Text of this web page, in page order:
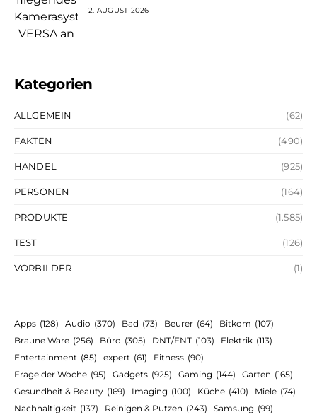
2. AUGUST 2026
Kategorien
ALLGEMEIN (62)
FAKTEN (490)
HANDEL (925)
PERSONEN (164)
PRODUKTE (1.585)
TEST (126)
VORBILDER (1)
Apps (128) Audio (370) Bad (73) Beurer (64) Bitkom (107)
Braune Ware (256) Büro (305) DNT/FNT (103) Elektrik (113)
Entertainment (85) expert (61) Fitness (90)
Frage der Woche (95) Gadgets (925) Gaming (144) Garten (165)
Gesundheit & Beauty (169) Imaging (100) Küche (410) Miele (74)
Nachhaltigkeit (137) Reinigen & Putzen (243) Samsung (99)